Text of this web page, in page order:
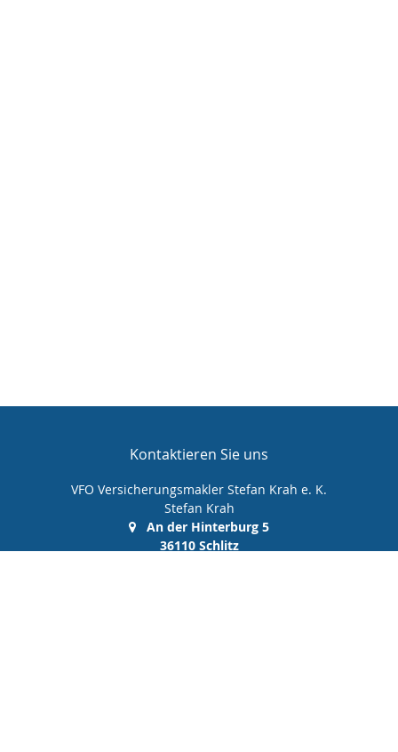
Kontaktieren Sie uns
VFO Versicherungsmakler Stefan Krah e. K.
Stefan Krah
An der Hinterburg 5
36110 Schlitz